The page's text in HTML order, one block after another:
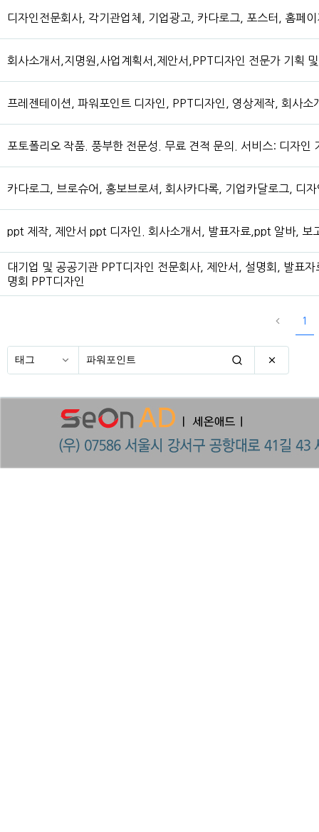
디자인전문회사, 각기관업체, 기업광고, 카다로그, 포스터, 홈페
회사소개서,지명원,사업계획서,제안서,PPT디자인 전문가 기획
프레젠테이션, 파워포인트 디자인, PPT디자인, 영상제작, 회사소
포토폴리오 작품. 풍부한 전문성. 무료 견적 문의. 서비스: 디자인
카다로그, 브로슈어, 홍보브로셔, 회사카다록, 기업카달로그, 디
ppt 제작, 제안서 ppt 디자인. 회사소개서, 발표자료,ppt 알바, 보
대기업 및 공공기관 PPT디자인 전문회사, 제안서, 설명회, 발표
명회 PPT디자인
1